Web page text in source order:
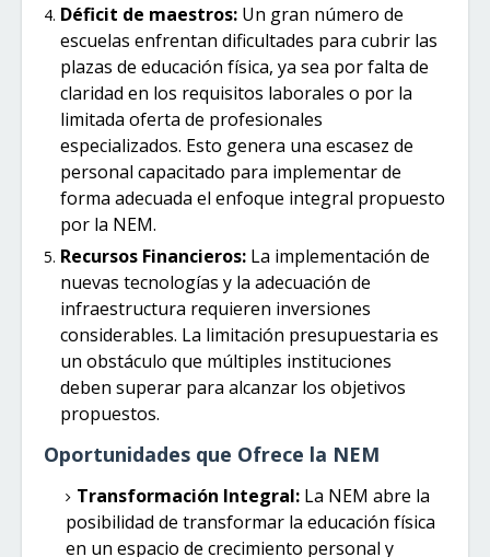
Déficit de maestros: Un gran número de
escuelas enfrentan dificultades para cubrir las
plazas de educación física, ya sea por falta de
claridad en los requisitos laborales o por la
limitada oferta de profesionales
especializados. Esto genera una escasez de
personal capacitado para implementar de
forma adecuada el enfoque integral propuesto
por la NEM.
Recursos Financieros: La implementación de
nuevas tecnologías y la adecuación de
infraestructura requieren inversiones
considerables. La limitación presupuestaria es
un obstáculo que múltiples instituciones
deben superar para alcanzar los objetivos
propuestos.
Oportunidades que Ofrece la NEM
Transformación Integral: La NEM abre la
posibilidad de transformar la educación física
en un espacio de crecimiento personal y